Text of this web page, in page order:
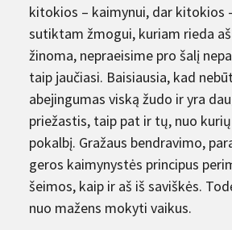
kitokios – kaimynui, dar kitokios
sutiktam žmogui, kuriam rieda
žinoma, nepraeisime pro šalį
taip jaučiasi. Baisiausia, kad
abejingumas viską žudo ir yra
priežastis, taip pat ir tų, nuo
pokalbį. Gražaus bendravimo,
geros kaimynystės principus
šeimos, kaip ir aš iš saviškės.
nuo mažens mokyti vaikus.